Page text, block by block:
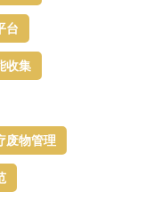
台​
收集
废物管理